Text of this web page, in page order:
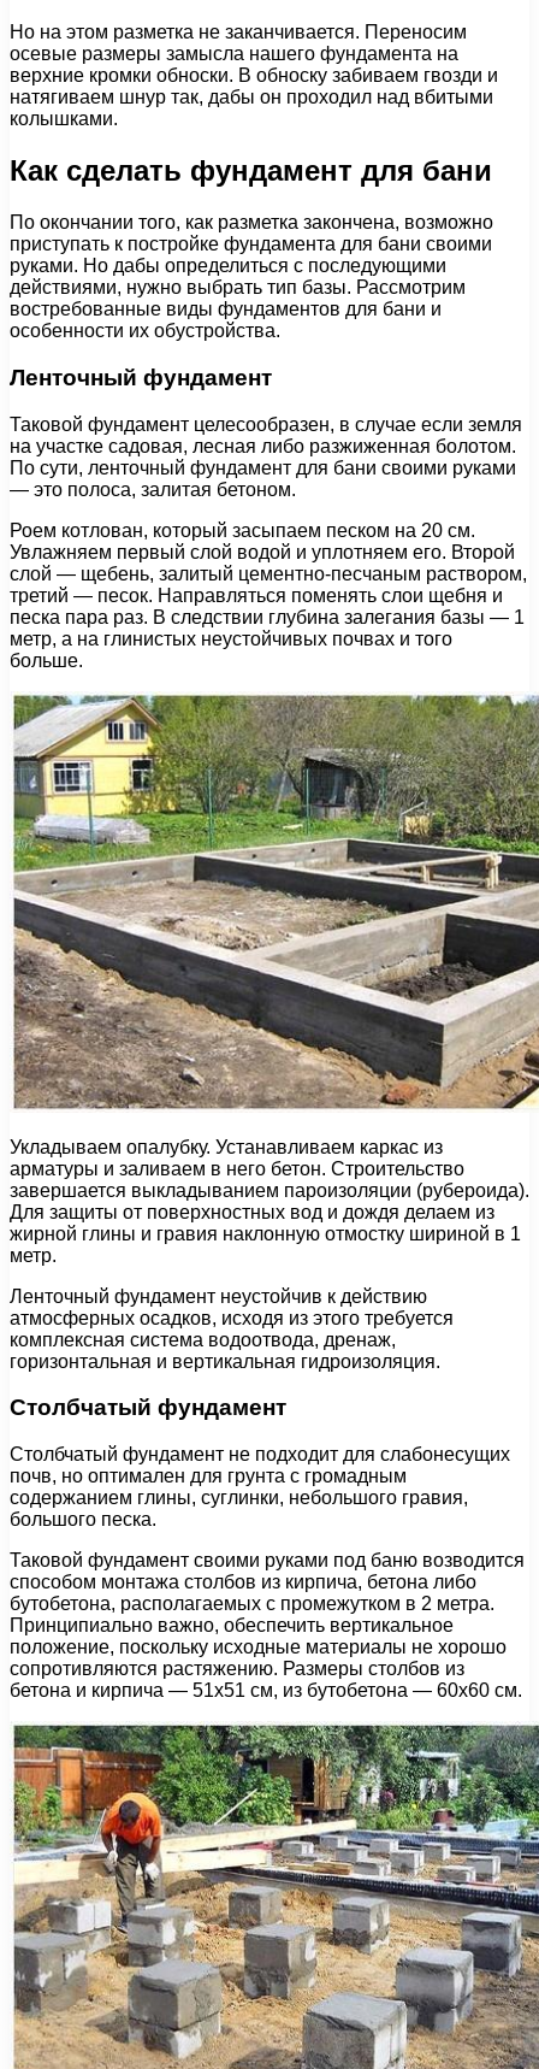
Но на этом разметка не заканчивается. Переносим
осевые размеры замысла нашего фундамента на
верхние кромки обноски. В обноску забиваем гвозди и
натягиваем шнур так, дабы он проходил над вбитыми
колышками.
Как сделать фундамент для бани
По окончании того, как разметка закончена, возможно
приступать к постройке фундамента для бани своими
руками. Но дабы определиться с последующими
действиями, нужно выбрать тип базы. Рассмотрим
востребованные виды фундаментов для бани и
особенности их обустройства.
Ленточный фундамент
Таковой фундамент целесообразен, в случае если земля
на участке садовая, лесная либо разжиженная болотом.
По сути, ленточный фундамент для бани своими руками
— это полоса, залитая бетоном.
Роем котлован, который засыпаем песком на 20 см.
Увлажняем первый слой водой и уплотняем его. Второй
слой — щебень, залитый цементно-песчаным раствором,
третий — песок. Направляться поменять слои щебня и
песка пара раз. В следствии глубина залегания базы — 1
метр, а на глинистых неустойчивых почвах и того
больше.
Укладываем опалубку. Устанавливаем каркас из
арматуры и заливаем в него бетон. Строительство
завершается выкладыванием пароизоляции (рубероида).
Для защиты от поверхностных вод и дождя делаем из
жирной глины и гравия наклонную отмостку шириной в 1
метр.
Ленточный фундамент неустойчив к действию
атмосферных осадков, исходя из этого требуется
комплексная система водоотвода, дренаж,
горизонтальная и вертикальная гидроизоляция.
Столбчатый фундамент
Столбчатый фундамент не подходит для слабонесущих
почв, но оптимален для грунта с громадным
содержанием глины, суглинки, небольшого гравия,
большого песка.
Таковой фундамент своими руками под баню возводится
способом монтажа столбов из кирпича, бетона либо
бутобетона, располагаемых с промежутком в 2 метра.
Принципиально важно, обеспечить вертикальное
положение, поскольку исходные материалы не хорошо
сопротивляются растяжению. Размеры столбов из
бетона и кирпича — 51х51 см, из бутобетона — 60х60 см.